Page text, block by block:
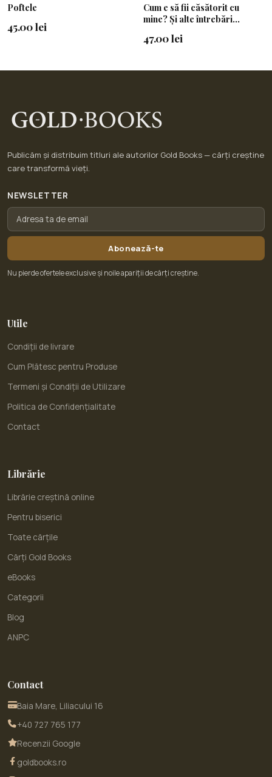
Poftele
45.00 lei
Cum e să fii căsătorit cu
mine? Și alte întrebări
47.00 lei
Publicăm și distribuim titluri ale autorilor Gold Books — cărți creștine
care transformă vieți.
NEWSLETTER
Abonează-te
Nu pierde ofertele exclusive și noile apariții de cărți creștine.
Utile
Condiții de livrare
Cum Plătesc pentru Produse
Termeni și Condiții de Utilizare
Politica de Confidențialitate
Contact
Librărie
Librărie creștină online
Pentru biserici
Toate cărțile
Cărți Gold Books
eBooks
Categorii
Blog
ANPC
Contact
Baia Mare, Liliacului 16
+40 727 765 177
Recenzii Google
goldbooks.ro